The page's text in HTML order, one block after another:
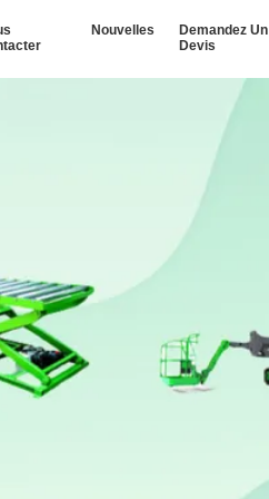
Nouvelles
Demandez Un
Devis